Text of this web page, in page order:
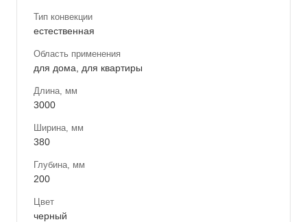
Тип конвекции
естественная
Область применения
для дома, для квартиры
Длина, мм
3000
Ширина, мм
380
Глубина, мм
200
Цвет
черный